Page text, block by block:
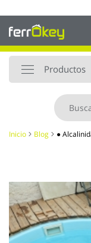
al
contenido
Productos
Inicio Blog ●